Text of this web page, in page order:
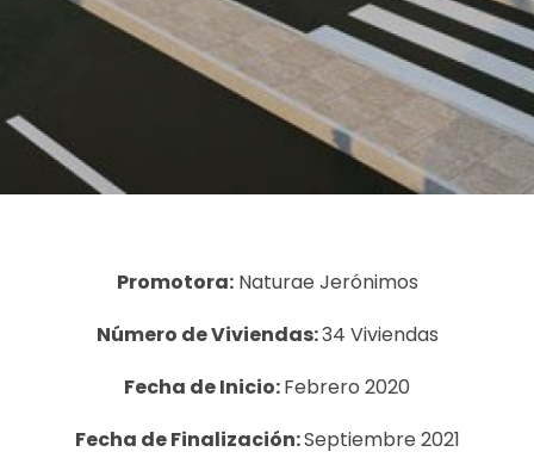
Promotora:Naturae Jerónimos
Número de Viviendas:34 Viviendas
Fecha de Inicio:Febrero 2020
Fecha de Finalización:Septiembre 2021